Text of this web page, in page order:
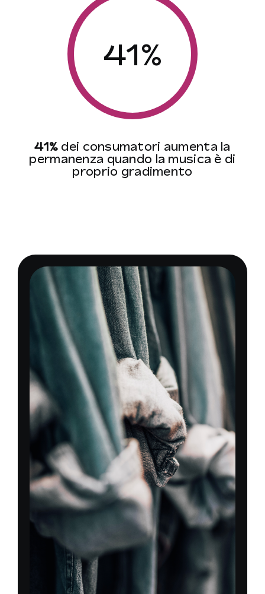
41%
41% dei consumatori aumenta la
permanenza quando la musica è di
proprio gradimento